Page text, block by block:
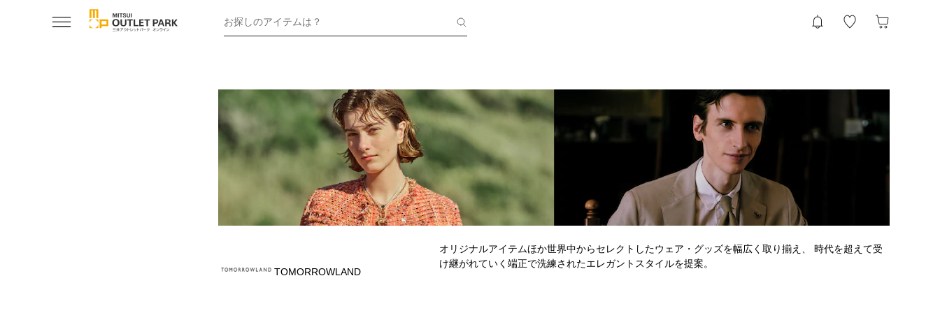
お探しのアイテムは？
TOMORROWLAND
オリジナルアイテムほか世界中からセレクトしたウェア・グッズを幅広く取り揃え、 時代を超えて受
け継がれていく端正で洗練されたエレガントスタイルを提案。